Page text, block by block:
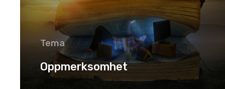
Tema
Oppmerksomhet